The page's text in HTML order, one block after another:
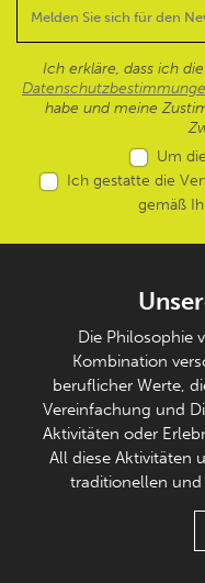
Ich erkläre, dass ich
habe und meine
Um
Ich gestatte die
gemäß
Die Philosophie
Kombination
beruflicher Werte,
Vereinfachung und
Aktivitäten oder
All diese Aktivitäten
traditionellen